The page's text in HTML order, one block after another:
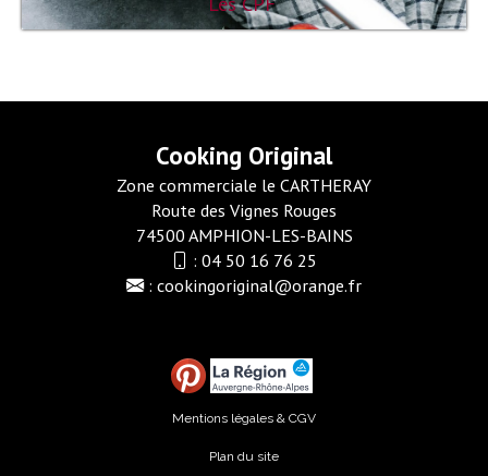
Cooking Original
Zone commerciale le CARTHERAY
Route des Vignes Rouges
74500 AMPHION-LES-BAINS
: 04 50 16 76 25
: cookingoriginal@orange.fr
Mentions légales & CGV
Plan du site